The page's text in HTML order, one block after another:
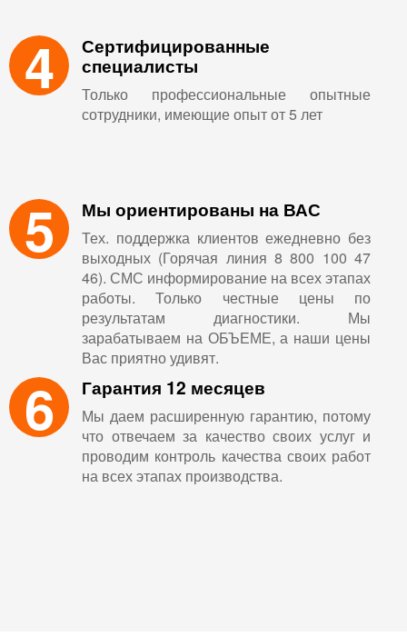
4 Сертифицированные
специалисты
Только профессиональные опытные
сотрудники, имеющие опыт от 5 лет
5 Мы ориентированы на ВАС
Тех. поддержка клиентов ежедневно без
выходных (Горячая линия 8 800 100 47
46). СМС информирование на всех этапах
работы. Только честные цены по
результатам диагностики. Мы
зарабатываем на ОБЪЕМЕ, а наши цены
Вас приятно удивят.
6 Гарантия 12 месяцев
Мы даем расширенную гарантию, потому
что отвечаем за качество своих услуг и
проводим контроль качества своих работ
на всех этапах производства.